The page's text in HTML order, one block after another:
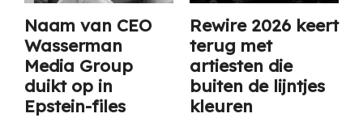
Naam van CEO
Wasserman
Media Group
duikt op in
Epstein-files
Rewire 2026 keert
terug met
artiesten die
buiten de lijntjes
kleuren